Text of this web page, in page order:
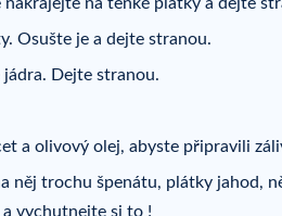
na tenké plátky a dejte
Osušte je a dejte stranou.
jádra. Dejte stranou.
a olivový olej, abyste připravili
něj trochu špenátu, plátky jahod,
vychutnejte si to !